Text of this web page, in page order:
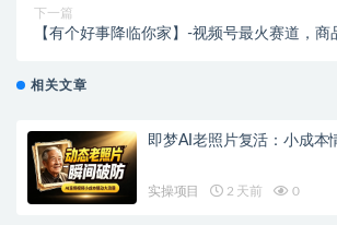
下一篇
【有个好事降临你家】-视频号最火赛道，商
相关文章
即梦AI老照片复活：小成本
实操项目 2 天前 0